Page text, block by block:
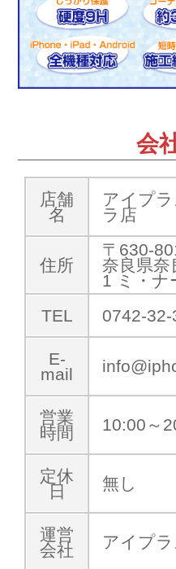
会
店舗
名
アイプ
ラ店
住所
〒630-
奈良県奈
1 ミ・ナ
TEL
0742-32-
E-
mail
営業
時間
10:00～
定休
日
無し
運営
会社
アイプ